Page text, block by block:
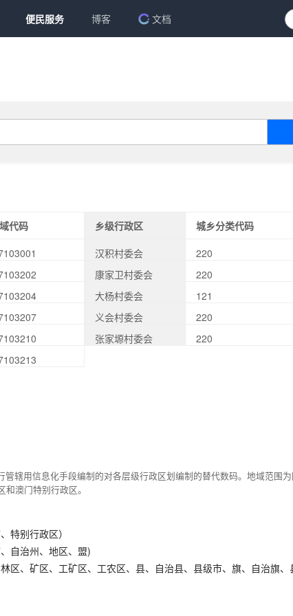
便民服务 博客 文档
代码 乡级行政区 城乡分类代码
汉积村委会 220
康家卫村委会 220
大杨村委会 121
义会村委会 220
张家塬村委会 220
辖用信息化手段编制的对各层级行政区划编制的替代数码。地域范围
澳门特别行政区。
特别行政区）
自治州、地区、盟)
区、矿区、工矿区、工农区、县、自治县、县级市、旗、自治旗